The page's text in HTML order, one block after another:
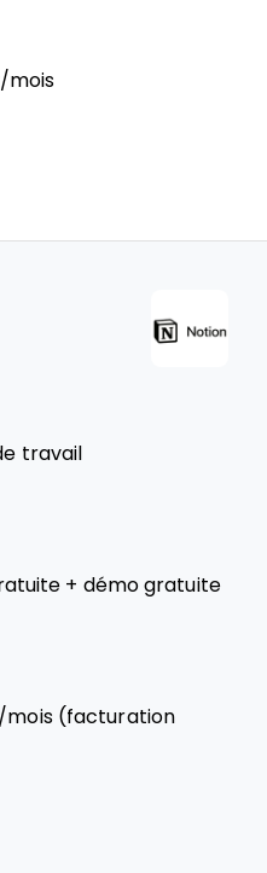
mois
travail
+ démo gratuite
mois (facturation